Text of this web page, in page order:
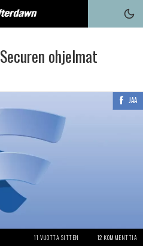
ohjelmat
JAA
11 VUOTTA SITTEN 12 KOMMENTTIA